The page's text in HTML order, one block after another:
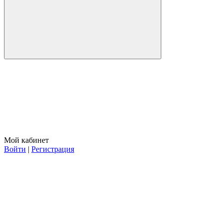
Мой кабинет
Войти | Регистрация